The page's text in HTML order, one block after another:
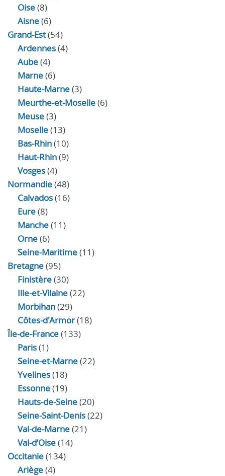
Oise(8)
Aisne(6)
Grand-Est(54)
Ardennes(4)
Aube(4)
Marne(6)
Haute-Marne(3)
Meurthe-et-Moselle(6)
Meuse(3)
Moselle(13)
Bas-Rhin(10)
Haut-Rhin(9)
Vosges(4)
Normandie(48)
Calvados(16)
Eure(8)
Manche(11)
Orne(6)
Seine-Maritime(11)
Bretagne(95)
Finistère(30)
Ille-et-Vilaine(22)
Morbihan(29)
Côtes-d'Armor(18)
Île-de-France(133)
Paris(1)
Seine-et-Marne(22)
Yvelines(18)
Essonne(19)
Hauts-de-Seine(20)
Seine-Saint-Denis(22)
Val-de-Marne(21)
Val-d’Oise(14)
Occitanie(134)
Ariège(4)